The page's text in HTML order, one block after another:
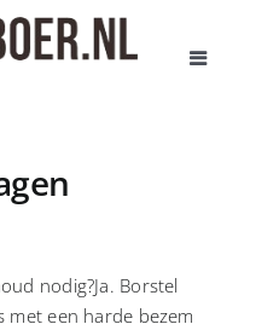
Toggle
nodig?Ja. Borstel
met een harde bezem